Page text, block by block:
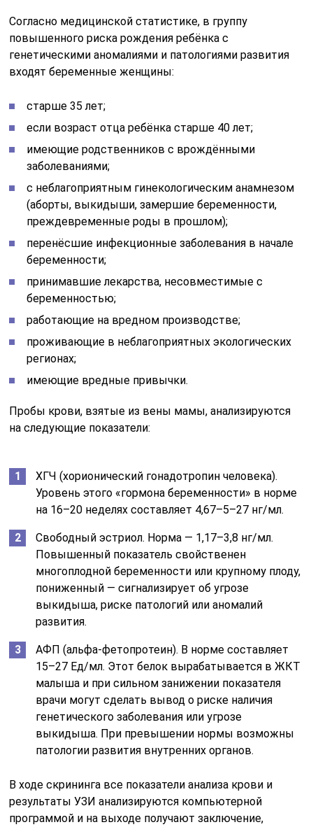
Согласно медицинской статистике, в группу
повышенного риска рождения ребёнка с
генетическими аномалиями и патологиями развития
входят беременные женщины:
старше 35 лет;
если возраст отца ребёнка старше 40 лет;
имеющие родственников с врождёнными
заболеваниями;
с неблагоприятным гинекологическим анамнезом
(аборты, выкидыши, замершие беременности,
преждевременные роды в прошлом);
перенёсшие инфекционные заболевания в начале
беременности;
принимавшие лекарства, несовместимые с
беременностью;
работающие на вредном производстве;
проживающие в неблагоприятных экологических
регионах;
имеющие вредные привычки.
Пробы крови, взятые из вены мамы, анализируются
на следующие показатели:
ХГЧ (хорионический гонадотропин человека).
Уровень этого «гормона беременности» в норме
на 16–20 неделях составляет 4,67–5–27 нг/мл.
Свободный эстриол. Норма — 1,17–3,8 нг/мл.
Повышенный показатель свойственен
многоплодной беременности или крупному плоду,
пониженный — сигнализирует об угрозе
выкидыша, риске патологий или аномалий
развития.
АФП (альфа-фетопротеин). В норме составляет
15–27 Ед/мл. Этот белок вырабатывается в ЖКТ
малыша и при сильном занижении показателя
врачи могут сделать вывод о риске наличия
генетического заболевания или угрозе
выкидыша. При превышении нормы возможны
патологии развития внутренних органов.
В ходе скрининга все показатели анализа крови и
результаты УЗИ анализируются компьютерной
программой и на выходе получают заключение,